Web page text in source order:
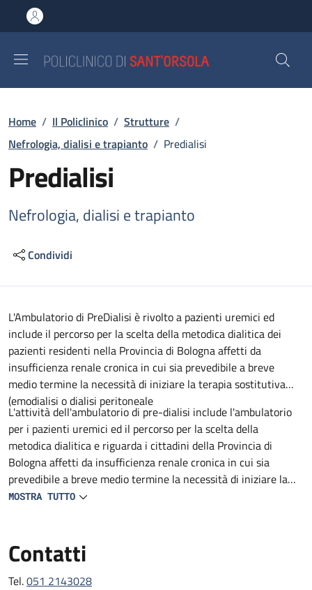
al contenuto principale
to footer content
Briciole di pane
Home / Il Policlinico / Strutture /
Nefrologia, dialisi e trapianto / Predialisi
Predialisi
Nefrologia, dialisi e trapianto
Condividi
Descrizione
L'Ambulatorio di PreDialisi è rivolto a pazienti uremici ed
include il percorso per la scelta della metodica dialitica dei
pazienti residenti nella Provincia di Bologna affetti da
insufficienza renale cronica in cui sia prevedibile a breve
medio termine la necessità di iniziare la terapia sostitutiva
(emodialisi o dialisi peritoneale
L'attività dell'ambulatorio di pre-dialisi include l'ambulatorio
per i pazienti uremici ed il percorso per la scelta della
metodica dialitica e riguarda i cittadini della Provincia di
Bologna affetti da insufficienza renale cronica in cui sia
prevedibile a breve medio termine la necessità di iniziare la
terapia sostitutiva (emodialisi o dialisi peritoneale).
MOSTRA TUTTO
Contatti
Tel.051 2143028